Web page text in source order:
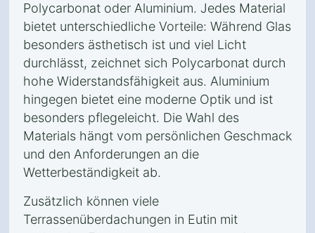
Polycarbonat oder Aluminium. Jedes Material
bietet unterschiedliche Vorteile: Während Glas
besonders ästhetisch ist und viel Licht
durchlässt, zeichnet sich Polycarbonat durch
hohe Widerstandsfähigkeit aus. Aluminium
hingegen bietet eine moderne Optik und ist
besonders pflegeleicht. Die Wahl des
Materials hängt vom persönlichen Geschmack
und den Anforderungen an die
Wetterbeständigkeit ab.
Zusätzlich können viele
Terrassenüberdachungen in Eutin mit